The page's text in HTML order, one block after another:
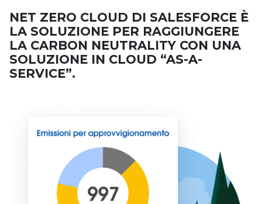
NET ZERO CLOUD DI SALESFORCE È
LA SOLUZIONE PER RAGGIUNGERE
LA CARBON NEUTRALITY CON UNA
SOLUZIONE IN CLOUD “AS-A-
SERVICE”.